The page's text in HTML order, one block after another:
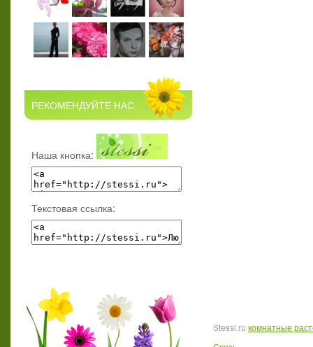
РЕКОМЕНДУЙТЕ НАС
Наша кнопка:
Текстовая ссылка:
Stessi.ru комнатные